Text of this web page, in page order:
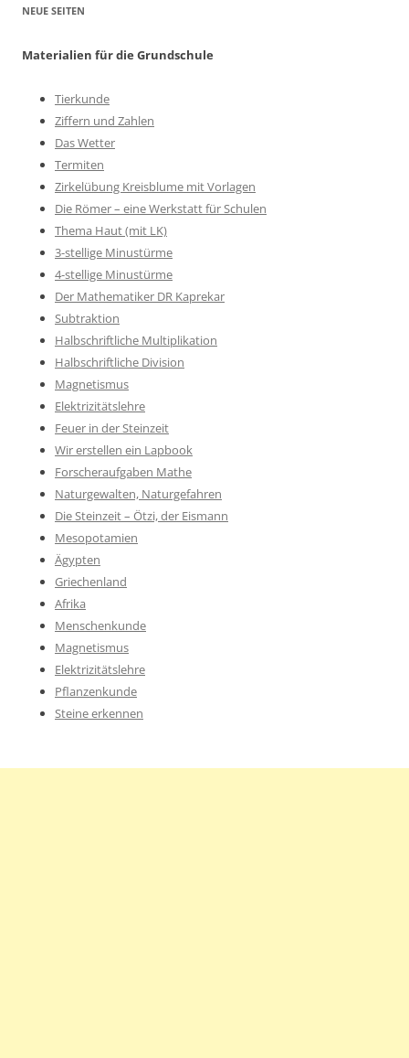
NEUE SEITEN
Materialien für die Grundschule
Tierkunde
Ziffern und Zahlen
Das Wetter
Termiten
Zirkelübung Kreisblume mit Vorlagen
Die Römer – eine Werkstatt für Schulen
Thema Haut (mit LK)
3-stellige Minustürme
4-stellige Minustürme
Der Mathematiker DR Kaprekar
Subtraktion
Halbschriftliche Multiplikation
Halbschriftliche Division
Magnetismus
Elektrizitätslehre
Feuer in der Steinzeit
Wir erstellen ein Lapbook
Forscheraufgaben Mathe
Naturgewalten, Naturgefahren
Die Steinzeit – Ötzi, der Eismann
Mesopotamien
Ägypten
Griechenland
Afrika
Menschenkunde
Magnetismus
Elektrizitätslehre
Pflanzenkunde
Steine erkennen